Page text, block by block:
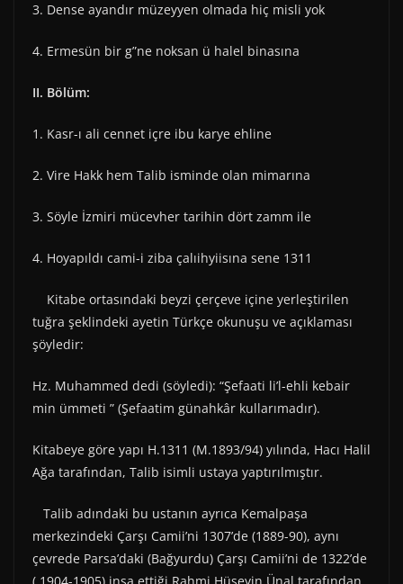
3. Dense ayandır müzeyyen olmada hiç misli yok
4. Ermesün bir g”ne noksan ü halel binasına
II. Bölüm:
1. Kasr-ı ali cennet içre ibu karye ehline
2. Vire Hakk hem Talib isminde olan mimarına
3. Söyle İzmiri mücevher tarihin dört zamm ile
4. Hoyapıldı cami-i ziba çalıihyiisına sene 1311
Kitabe ortasındaki beyzi çerçeve içine yerleştirilen
tuğra şeklindeki ayetin Türkçe okunuşu ve açıklaması
şöyledir:
Hz. Muhammed dedi (söyledi): “Şefaati li’l-ehli kebair
min ümmeti ” (Şefaatim günahkâr kullarımadır).
Kitabeye göre yapı H.1311 (M.1893/94) yılında, Hacı Halil
Ağa tarafından, Talib isimli ustaya yaptırılmıştır.
Talib adındaki bu ustanın ayrıca Kemalpaşa
merkezindeki Çarşı Camii’ni 1307’de (1889-90), aynı
çevrede Parsa’daki (Bağyurdu) Çarşı Camii’ni de 1322’de